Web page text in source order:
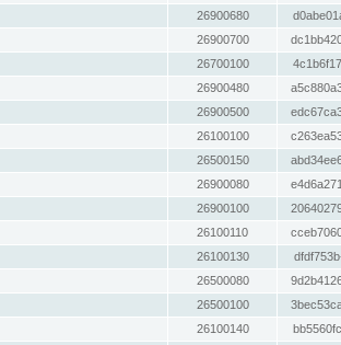
26900680
26900700
26700100
26900480
26900500
26100100
26500150
26900080
26900100
26100110
26100130
26500080
26500100
26100140